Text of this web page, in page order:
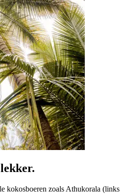
kokosboeren zoals Athukorala (links